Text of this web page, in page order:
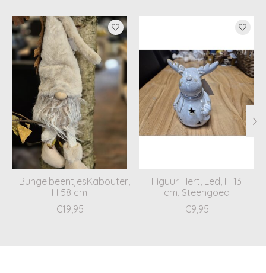
Items van productcarrousel
BungelbeentjesKabouter,
H 58 cm
€19,95
Figuur Hert, Led, H 13
cm, Steengoed
€9,95